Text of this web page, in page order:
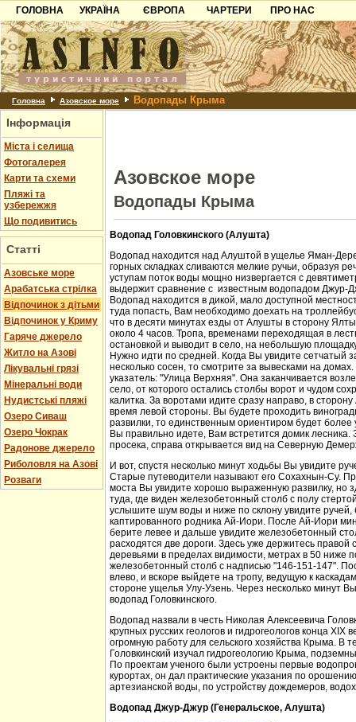
ГОЛОВНА
УКРАЇНА
Карпати
Азов
Причорноморря
Шацьк
ЄВРОПА
Чорногорія
Хорватія
Болгарія
Албанія
ЧАРТЕРИ
ПРО НАС
Контакти
Партнерам
Додати готель
Головна Азовское море Водопады Крыма
Інформація
Міста і селища
Фотогалерея
Карти та схеми
Пляжі та
узбережжя
Що подивитись
Статті
Азовське море
Арабатська стрілка
Відпочинок з дітьми
Відпочинок у Криму
Гаряче джерело
Житло на Азові
Лікувальні грязі
Мінеральні води
Нудистські пляжі
Озеро Сиваш
Озеро Чокрак
Радонове джерело
Риболовля на Азові
Розваги
Азовское море
Водопады Крыма
Водопад Головкинского (Алушта)
Водопад находится над Алуштой в ущелье Яман-
горных складках сливаются мелкие ручьи, образуя
уступам поток воды мощно низвергается с
выдержит сравнение с известным водопадом Джур-
Водопад находится в дикой, мало доступной
туда попасть, Вам необходимо доехать на
что в десяти минутах езды от Алушты в сторону
около 4 часов. Тропа, временами переходящая в
остановкой и выводит в село, на небольшую
Нужно идти по средней. Когда Вы увидите сетчатый
несколько сосен, то смотрите за вывесками на
указатель: "Улица Верхняя". Она заканчивается
село, от которого остались столбы ворот и чудом
калитка. За воротами идите сразу направо, в
время левой стороны. Вы будете проходить
развилки, то единственным ориентиром будет более
Вы правильно идете, Вам встретится домик лесника.
просека, справа открывается вид на Северную
И вот, спустя несколько минут ходьбы Вы увидите
Старые путеводители называют его Сохахнын-Су.
моста Вы увидите хорошо выраженную развилку, но
туда, где виден железобетонный столб с полу
услышите шум воды и ниже по склону увидите
каптированного родника Ай-Иори. После Ай-Иори
берите левее и дальше увидите железобетонный
расходятся две дороги. Здесь уже держитесь правой
деревьями в пределах видимости, метрах в 50 ниже
железобетонный столб с надписью "146-151-147".
влево, и вскоре выйдете на тропу, ведущую к
стороне ущелья Улу-Узень. Через несколько минут
водопад Головкинского.
Водопад назвали в честь Николая Алексеевича
крупных русских геологов и гидрогеологов конца XIX
огромную работу для сельского хозяйства Крыма. В
Головкинский изучал гидрогеологию Крыма,
По проектам ученого были устроены первые
курортах, он дал практические указания по
артезианской воды, по устройству дождемеров,
Водопад Джур-Джур (Генеральское, Алушта)